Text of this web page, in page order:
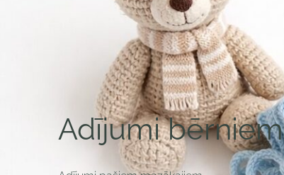
Adījumi bērniem